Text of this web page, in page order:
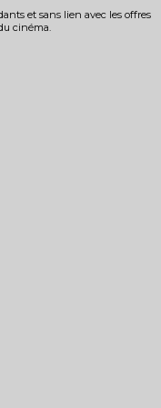
et sans lien avec les offres
cinéma.